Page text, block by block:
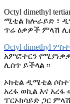
Octyl dimethyl
ሚቲል ክሎራይድ ፣
ጥሬ ዕቃዎች ምላሽ
Octyl dimethyl
አምፎተርን
ሊሰጥ ይችላል ፡፡
ኦክቲል ዲሜቲል ሶስተኛ
አረፋ ወኪል እና
ፐርኦክሳይድ ጋር ምላሽ